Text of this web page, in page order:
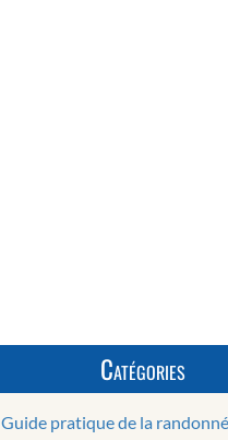
Catégories
Guide pratique de la